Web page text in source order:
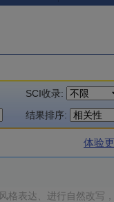
SCI收录:
结果排序:
体验